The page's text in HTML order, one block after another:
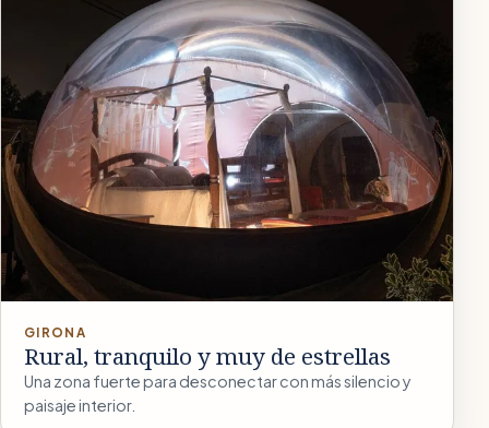
GIRONA
Rural, tranquilo y muy de estrellas
Una zona fuerte para desconectar con más silencio y
paisaje interior.